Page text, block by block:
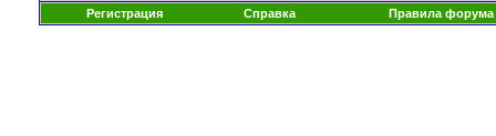
Регистрация Справка Правила форума